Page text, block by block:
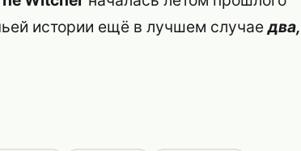
истории ещё в лучшем случаедва,